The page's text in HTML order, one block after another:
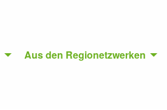
Aus den Regionetzwerken